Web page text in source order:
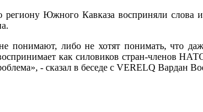
региону Южного Кавказа восприняли слова
либо не хотят понимать, что
как силовиков стран-членов
- сказал в беседе с VERELQ Вардан